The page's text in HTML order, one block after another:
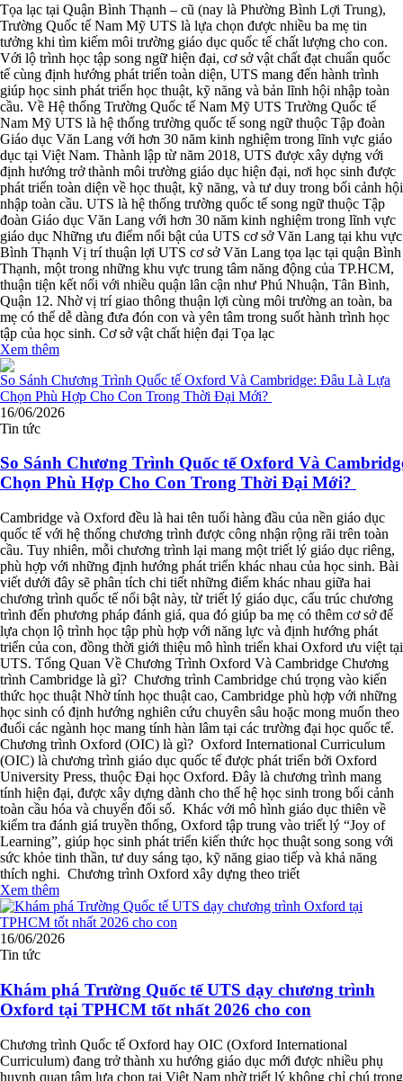
Tọa lạc tại Quận Bình Thạnh – cũ (nay là Phường Bình Lợi Trung),
Trường Quốc tế Nam Mỹ UTS là lựa chọn được nhiều ba mẹ tin
tưởng khi tìm kiếm môi trường giáo dục quốc tế chất lượng cho con.
Với lộ trình học tập song ngữ hiện đại, cơ sở vật chất đạt chuẩn quốc
tế cùng định hướng phát triển toàn diện, UTS mang đến hành trình
giúp học sinh phát triển học thuật, kỹ năng và bản lĩnh hội nhập toàn
cầu. Về Hệ thống Trường Quốc tế Nam Mỹ UTS Trường Quốc tế
Nam Mỹ UTS là hệ thống trường quốc tế song ngữ thuộc Tập đoàn
Giáo dục Văn Lang với hơn 30 năm kinh nghiệm trong lĩnh vực giáo
dục tại Việt Nam. Thành lập từ năm 2018, UTS được xây dựng với
định hướng trở thành môi trường giáo dục hiện đại, nơi học sinh được
phát triển toàn diện về học thuật, kỹ năng, và tư duy trong bối cảnh hội
nhập toàn cầu. UTS là hệ thống trường quốc tế song ngữ thuộc Tập
đoàn Giáo dục Văn Lang với hơn 30 năm kinh nghiệm trong lĩnh vực
giáo dục Những ưu điểm nổi bật của UTS cơ sở Văn Lang tại khu vực
Bình Thạnh Vị trí thuận lợi UTS cơ sở Văn Lang tọa lạc tại quận Bình
Thạnh, một trong những khu vực trung tâm năng động của TP.HCM,
thuận tiện kết nối với nhiều quận lân cận như Phú Nhuận, Tân Bình,
Quận 12. Nhờ vị trí giao thông thuận lợi cùng môi trường an toàn, ba
mẹ có thể dễ dàng đưa đón con và yên tâm trong suốt hành trình học
tập của học sinh. Cơ sở vật chất hiện đại Tọa lạc
Xem thêm
16/06/2026
Tin tức
So Sánh Chương Trình Quốc tế Oxford Và
Chọn Phù Hợp Cho Con Trong Thời Đại Mới?
Cambridge và Oxford đều là hai tên tuổi hàng đầu của nền giáo dục
quốc tế với hệ thống chương trình được công nhận rộng rãi trên toàn
cầu. Tuy nhiên, mỗi chương trình lại mang một triết lý giáo dục riêng,
phù hợp với những định hướng phát triển khác nhau của học sinh. Bài
viết dưới đây sẽ phân tích chi tiết những điểm khác nhau giữa hai
chương trình quốc tế nổi bật này, từ triết lý giáo dục, cấu trúc chương
trình đến phương pháp đánh giá, qua đó giúp ba mẹ có thêm cơ sở để
lựa chọn lộ trình học tập phù hợp với năng lực và định hướng phát
triển của con, đồng thời giới thiệu mô hình triển khai Oxford ưu việt tại
UTS. Tổng Quan Về Chương Trình Oxford Và Cambridge Chương
trình Cambridge là gì? Chương trình Cambridge chú trọng vào kiến
thức học thuật Nhờ tính học thuật cao, Cambridge phù hợp với những
học sinh có định hướng nghiên cứu chuyên sâu hoặc mong muốn theo
đuổi các ngành học mang tính hàn lâm tại các trường đại học quốc tế.
Chương trình Oxford (OIC) là gì? Oxford International Curriculum
(OIC) là chương trình giáo dục quốc tế được phát triển bởi Oxford
University Press, thuộc Đại học Oxford. Đây là chương trình mang
tính hiện đại, được xây dựng dành cho thế hệ học sinh trong bối cảnh
toàn cầu hóa và chuyển đổi số. Khác với mô hình giáo dục thiên về
kiểm tra đánh giá truyền thống, Oxford tập trung vào triết lý “Joy of
Learning”, giúp học sinh phát triển kiến thức học thuật song song với
sức khỏe tinh thần, tư duy sáng tạo, kỹ năng giao tiếp và khả năng
thích nghi. Chương trình Oxford xây dựng theo triết
Xem thêm
16/06/2026
Tin tức
Khám phá Trường Quốc tế UTS dạy chương trình
Oxford tại TPHCM tốt nhất 2026 cho con
Chương trình Quốc tế Oxford hay OIC (Oxford International
Curriculum) đang trở thành xu hướng giáo dục mới được nhiều phụ
huynh quan tâm lựa chọn tại Việt Nam nhờ triết lý không chỉ chú trọng